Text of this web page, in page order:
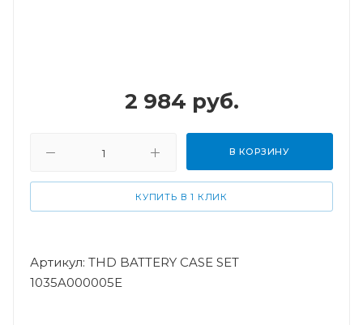
2 984 руб.
В КОРЗИНУ
КУПИТЬ В 1 КЛИК
Артикул: THD BATTERY CASE SET
1035A000005E